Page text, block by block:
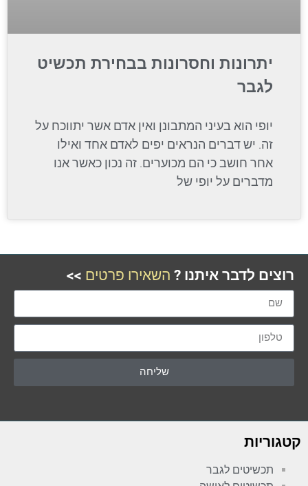
יתרונות וחסרונות בבחירת תכשיט
לגבר
יופי הוא בעיני המתבונן ואין אדם אשר יתווכח על
זה. יש דברים הנראים יפים לאדם אחד ואילו
אחר חושב כי הם מכוערים. זה נכון כאשר אנו
מדברים על יופי של
רוצים לדבר איתנו ? השאירו פרטים >>
שליחה
קטגוריות
תכשיטים לגבר